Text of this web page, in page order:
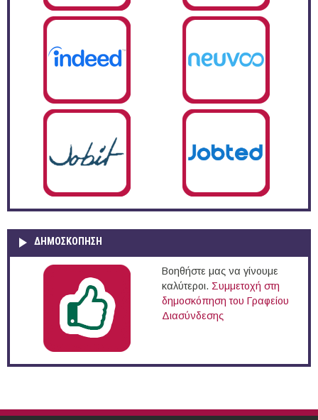
ΔΗΜΟΣΚΌΠΗΣΗ
Βοηθήστε μας να γίνουμε
καλύτεροι. Συμμετοχή στη
δημοσκόπηση του Γραφείου
Διασύνδεσης